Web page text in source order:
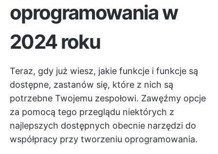
oprogramowania w
2024 roku
Teraz, gdy już wiesz, jakie funkcje i funkcje są
dostępne, zastanów się, które z nich są
potrzebne Twojemu zespołowi. Zawęźmy opcje
za pomocą tego przeglądu niektórych z
najlepszych dostępnych obecnie narzędzi do
współpracy przy tworzeniu oprogramowania.